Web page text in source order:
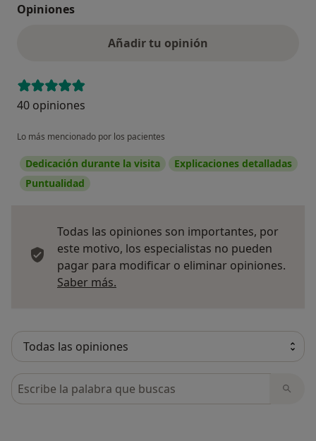
Opiniones
Añadir tu opinión
40 opiniones
Lo más mencionado por los pacientes
Dedicación durante la visita
Explicaciones detalladas
Puntualidad
Todas las opiniones son importantes, por
este motivo, los especialistas no pueden
pagar para modificar o eliminar opiniones.
Saber más.
Busca en opiniones